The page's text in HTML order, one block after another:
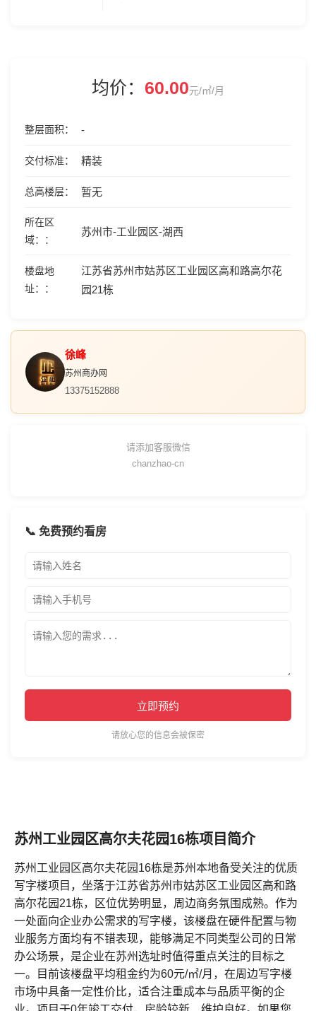
均价： 60.00元/㎡/月
整层面积 -
交付标准 精装
总高楼层 暂无
所在区
域：
苏州市-工业园区-湖西
楼盘地
址：
江苏省苏州市姑苏区工业园区高和路高尔花
园21栋
徐峰
苏州商办网
13375152888
请添加客服微信
chanzhao-cn
📞 免费预约看房
立即预约
请放心您的信息会被保密
苏州工业园区高尔夫花园16栋项目简介
苏州工业园区高尔夫花园16栋是苏州本地备受关注的优质
写字楼项目，坐落于江苏省苏州市姑苏区工业园区高和路
高尔花园21栋，区位优势明显，周边商务氛围成熟。作为
一处面向企业办公需求的写字楼，该楼盘在硬件配置与物
业服务方面均有不错表现，能够满足不同类型公司的日常
办公场景，是企业在苏州选址时值得重点关注的目标之
一。目前该楼盘平均租金约为60元/㎡/月，在周边写字楼
市场中具备一定性价比，适合注重成本与品质平衡的企